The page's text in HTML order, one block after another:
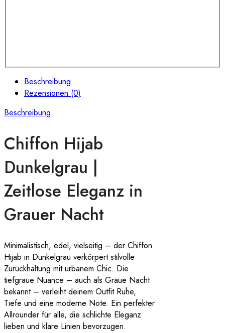
Beschreibung
Rezensionen (0)
Beschreibung
Chiffon Hijab
Dunkelgrau |
Zeitlose Eleganz in
Grauer Nacht
Minimalistisch, edel, vielseitig – der Chiffon
Hijab in Dunkelgrau verkörpert stilvolle
Zurückhaltung mit urbanem Chic. Die
tiefgraue Nuance – auch als Graue Nacht
bekannt – verleiht deinem Outfit Ruhe,
Tiefe und eine moderne Note. Ein perfekter
Allrounder für alle, die schlichte Eleganz
lieben und klare Linien bevorzugen.